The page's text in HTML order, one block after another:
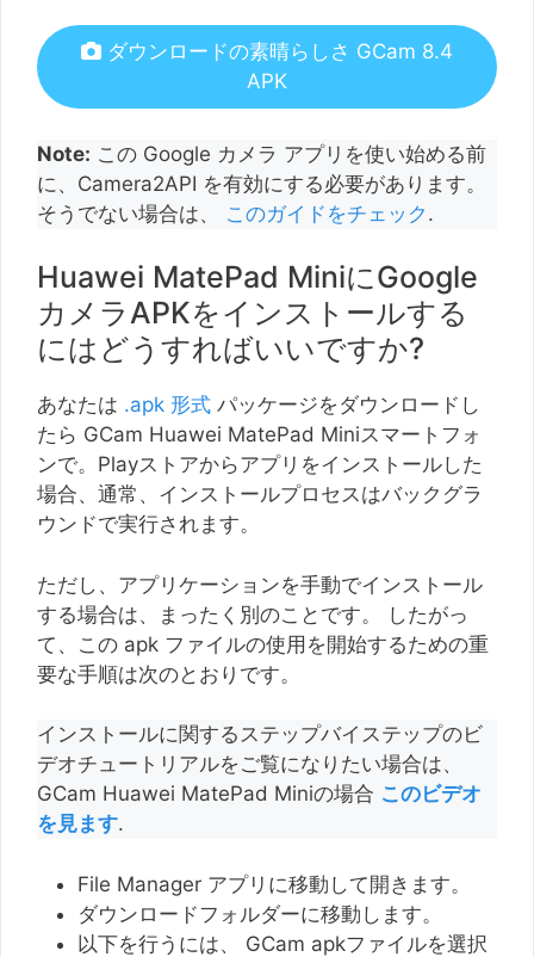
ダウンロードの素晴らしさ GCam 8.4
APK
Note: この Google カメラ アプリを使い始める前
に、Camera2API を有効にする必要があります。
そうでない場合は、 このガイドをチェック .
Huawei MatePad MiniにGoogle
カメラAPKをインストールする
にはどうすればいいですか?
あなたは .apk 形式 パッケージをダウンロードし
たら GCam Huawei MatePad Miniスマートフォ
ンで。Playストアからアプリをインストールした
場合、通常、インストールプロセスはバックグラ
ウンドで実行されます。
ただし、アプリケーションを手動でインストール
する場合は、まったく別のことです。 したがっ
て、この apk ファイルの使用を開始するための重
要な手順は次のとおりです。
インストールに関するステップバイステップのビ
デオチュートリアルをご覧になりたい場合は、
GCam Huawei MatePad Miniの場合 このビデオ
を見ます.
File Manager アプリに移動して開きます。
ダウンロードフォルダーに移動します。
以下を行うには、 GCam apkファイルを選択